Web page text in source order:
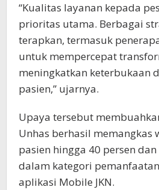
“Kualitas layanan kepada
prioritas utama. Berbagai
terapkan, termasuk
untuk mempercepat
meningkatkan keterbukaan
pasien,” ujarnya.
Upaya tersebut
Unhas berhasil memangkas
pasien hingga 40 persen
dalam kategori
aplikasi Mobile JKN.